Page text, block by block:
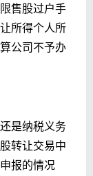
售股过户手
所得个人所
公司不予办
是纳税义务
转让交易中
报的情况